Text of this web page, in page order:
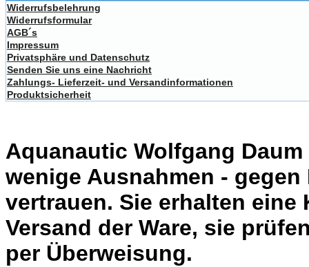
Widerrufsbelehrung
Widerrufsformular
AGB´s
Impressum
Privatsphäre und Datenschutz
Senden Sie uns eine Nachricht
Zahlungs- Lieferzeit- und Versandinformationen
Produktsicherheit
Aquanautic Wolfgang
wenige Ausnahmen -
vertrauen. Sie erhalten
Versand der Ware, sie
per Überweisung.